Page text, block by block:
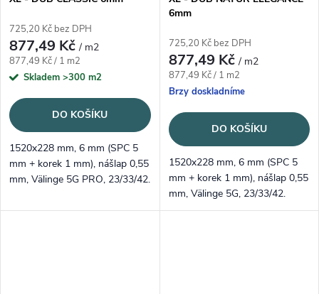
725,20 Kč bez DPH
877,49 Kč/ m2
Měrná cena:
877,49 Kč / 1 m2
Skladem >300 m2
DO KOŠÍKU
1520x228 mm, 6 mm (SPC 5
mm + korek 1 mm), nášlap 0,55
mm, Välinge 5G PRO, 23/33/42.
registrovaným embossem.
6mm
725,20 Kč bez DPH
877,49 Kč/ m2
Měrná cena:
877,49 Kč / 1 m2
Brzy doskladníme
DO KOŠÍKU
1520x228 mm, 6 mm (SPC 5
mm + korek 1 mm), nášlap 0,55
mm, Välinge 5G, 23/33/42.
Přirozený natur odstín s